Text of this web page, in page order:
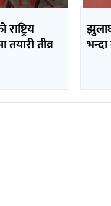
तीव्र